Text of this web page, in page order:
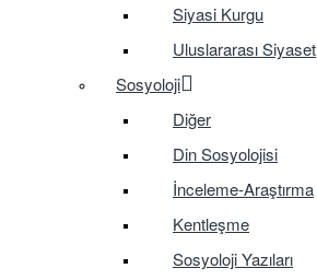
Siyasi Kurgu
Uluslararası Siyaset
Sosyoloji
Diğer
Din Sosyolojisi
İnceleme-Araştırma
Kentleşme
Sosyoloji Yazıları